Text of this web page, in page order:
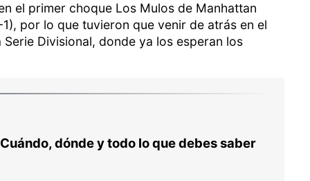
el primer choque Los Mulos de Manhattan
por lo que tuvieron que venir de atrás en el
Divisional, donde ya los esperan los
dónde y todo lo que debes saber